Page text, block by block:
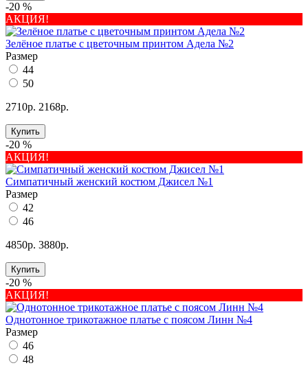
-20 %
АКЦИЯ!
Зелёное платье с цветочным принтом Адела №2
Размер
44
50
2710р. 2168р.
Купить
-20 %
АКЦИЯ!
Симпатичный женский костюм Джисел №1
Размер
42
46
4850р. 3880р.
Купить
-20 %
АКЦИЯ!
Однотонное трикотажное платье с поясом Линн №4
Размер
46
48